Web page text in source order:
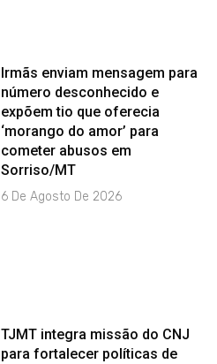
Irmãs enviam mensagem para
número desconhecido e
expõem tio que oferecia
‘morango do amor’ para
cometer abusos em
Sorriso/MT
6 De Agosto De 2026
TJMT integra missão do CNJ
para fortalecer políticas de